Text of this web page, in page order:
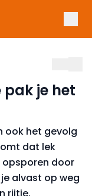
pak je het
ook het gevolg
dat lek
opsporen door
alvast op weg